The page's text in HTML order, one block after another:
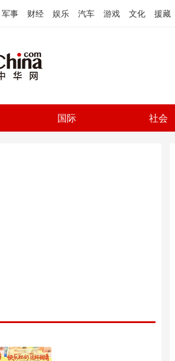
军事 财经 娱乐 汽车 游戏 文化 援藏
国际 社会